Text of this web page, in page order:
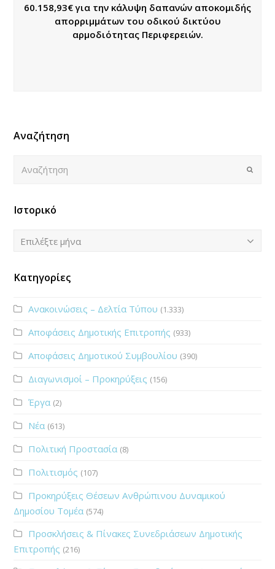
60.158,93€ για την κάλυψη δαπανών αποκομιδής
απορριμμάτων του οδικού δικτύου
αρμοδιότητας Περιφερειών.
Αναζήτηση
Submit
Ιστορικό
Ιστορικό
Επιλέξτε μήνα
Κατηγορίες
Ανακοινώσεις – Δελτία Τύπου (1.333)
Αποφάσεις Δημοτικής Επιτροπής (933)
Αποφάσεις Δημοτικού Συμβουλίου (390)
Διαγωνισμοί – Προκηρύξεις (156)
Έργα (2)
Νέα (613)
Πολιτική Προστασία (8)
Πολιτισμός (107)
Προκηρύξεις Θέσεων Ανθρώπινου Δυναμικού
Δημοσίου Τομέα (574)
Προσκλήσεις & Πίνακες Συνεδριάσεων Δημοτικής
Επιτροπής (216)